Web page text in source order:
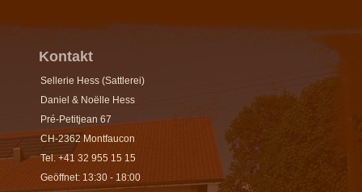
Kontakt
Sellerie Hess (Sattlerei)
Daniel & Noëlle Hess
Pré-Petitjean 67
CH-2362 Montfaucon
Tel. +41 32 955 15 15
Geöffnet: 13:30 - 18:00